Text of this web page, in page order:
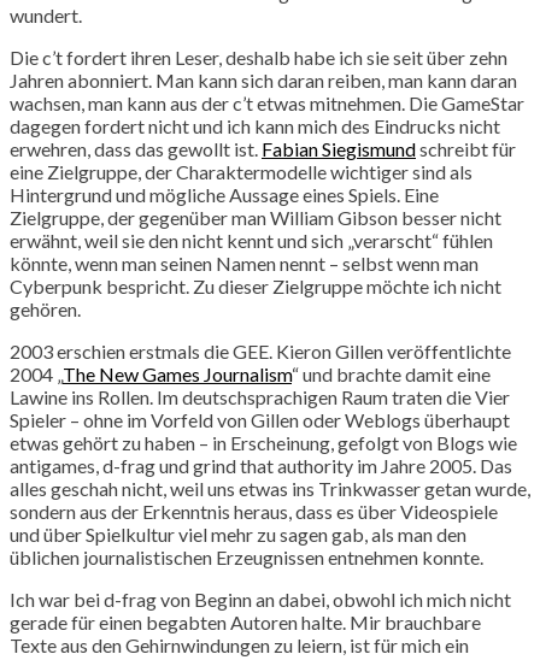
wundert.
Die c’t fordert ihren Leser, deshalb habe ich sie seit über zehn
Jahren abonniert. Man kann sich daran reiben, man kann daran
wachsen, man kann aus der c’t etwas mitnehmen. Die GameStar
dagegen fordert nicht und ich kann mich des Eindrucks nicht
erwehren, dass das gewollt ist. Fabian Siegismundschreibt für
eine Zielgruppe, der Charaktermodelle wichtiger sind als
Hintergrund und mögliche Aussage eines Spiels. Eine
Zielgruppe, der gegenüber man William Gibson besser nicht
erwähnt, weil sie den nicht kennt und sich „verarscht“ fühlen
könnte, wenn man seinen Namen nennt – selbst wenn man
Cyberpunk bespricht. Zu dieser Zielgruppe möchte ich nicht
gehören.
2003 erschien erstmals die GEE. Kieron Gillen veröffentlichte
2004 „ The New Games Journalism“ und brachte damit eine
Lawine ins Rollen. Im deutschsprachigen Raum traten die Vier
Spieler – ohne im Vorfeld von Gillen oder Weblogs überhaupt
etwas gehört zu haben – in Erscheinung, gefolgt von Blogs wie
antigames, d-frag und grind that authority im Jahre 2005. Das
alles geschah nicht, weil uns etwas ins Trinkwasser getan wurde,
sondern aus der Erkenntnis heraus, dass es über Videospiele
und über Spielkultur viel mehr zu sagen gab, als man den
üblichen journalistischen Erzeugnissen entnehmen konnte.
Ich war bei d-frag von Beginn an dabei, obwohl ich mich nicht
gerade für einen begabten Autoren halte. Mir brauchbare
Texte aus den Gehirnwindungen zu leiern, ist für mich ein